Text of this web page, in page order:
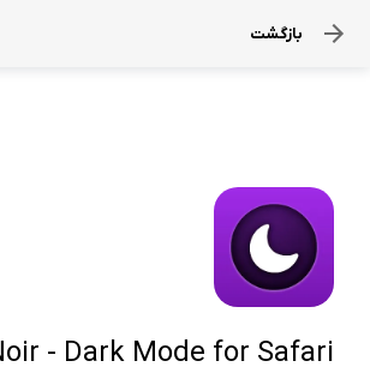
بازگشت
- Dark Mode for Safari